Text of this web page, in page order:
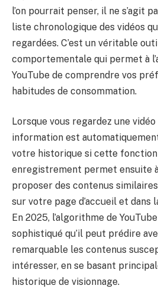
l’on pourrait penser, il ne s’agit
liste chronologique des vidéos
regardées. C’est un véritable
comportementale qui permet à
YouTube de comprendre vos
habitudes de consommation.
Lorsque vous regardez une
information est
votre historique si cette
enregistrement permet ensuite
proposer des contenus
sur votre page d’accueil et dans
En 2025, l’algorithme de
sophistiqué qu’il peut prédire
remarquable les contenus
intéresser, en se basant
historique de visionnage.